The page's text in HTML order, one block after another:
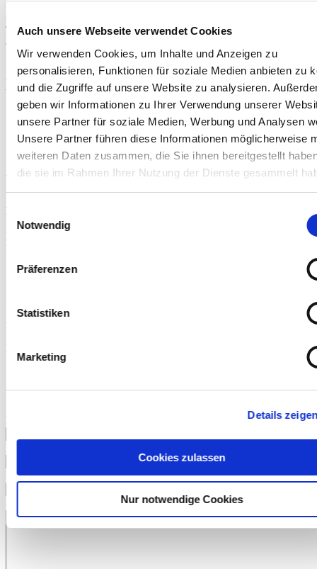
Auch unsere Webseite verwendet Cookies
Wir verwenden Cookies, um Inhalte und Anzeigen zu
personalisieren, Funktionen für soziale Medien anbieten zu
und die Zugriffe auf unsere Website zu analysieren.
geben wir Informationen zu Ihrer Verwendung unserer
unsere Partner für soziale Medien, Werbung und Analysen
Unsere Partner führen diese Informationen möglicherweise
weiteren Daten zusammen, die Sie ihnen bereitgestellt
die sie im Rahmen Ihrer Nutzung der Dienste gesammelt
Einwilligungsauswahl
Notwendig
Präferenzen
Statistiken
Marketing
Details
Cookies zulassen
Nur notwendige Cookies
Carolin Starz
Telefon: +49 (0)711 - 24 85 90-14
c.starz
Bleiben Sie auf dem Laufenden
Unsere Spendenkonten
Deutschland
Nächstenliebe Weltweit
Bank für Sozialwirtschaft
DE80 3702 0500 0008 7834 00
StiftungNächstenliebe Weltweit
Bank für Sozialwirtschaft
DE08 3702 0500 0007 7887 00
Österreich
Raiffeisenlandesbank NÖ-Wien AG
IBAN AT97 3200 0000 0030 4469
Schreiben Sie uns
Ihr Name
Ihre E-Mail-Adresse
Ihre Telefonnummer
Ihre Nachricht